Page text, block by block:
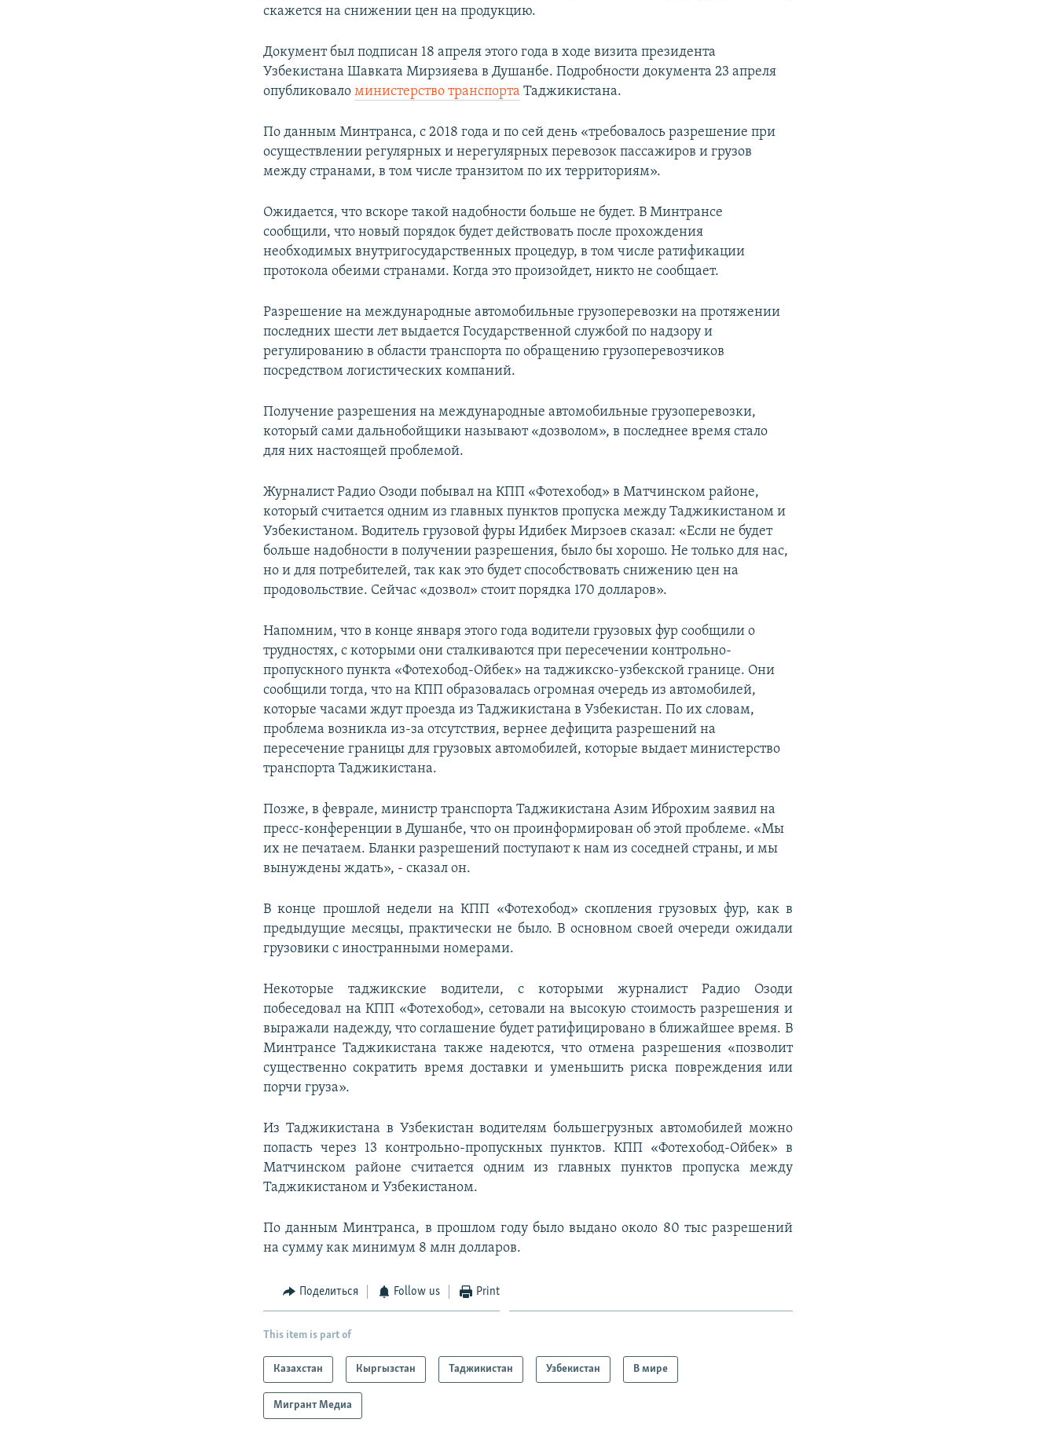
скажется на снижении цен на продукцию.
Документ был подписан 18 апреля этого года в ходе визита президента
Узбекистана Шавката Мирзияева в Душанбе. Подробности документа 23 апреля
опубликоваломинистерство транспорта Таджикистана.
По данным Минтранса, с 2018 года и по сей день «требовалось разрешение при
осуществлении регулярных и нерегулярных перевозок пассажиров и грузов
между странами, в том числе транзитом по их территориям».
Ожидается, что вскоре такой надобности больше не будет. В Минтрансе
сообщили, что новый порядок будет действовать после прохождения
необходимых внутригосударственных процедур, в том числе ратификации
протокола обеими странами. Когда это произойдет, никто не сообщает.
Разрешение на международные автомобильные грузоперевозки на протяжении
последних шести лет выдается Государственной службой по надзору и
регулированию в области транспорта по обращению грузоперевозчиков
посредством логистических компаний.
Получение разрешения на международные автомобильные грузоперевозки,
который сами дальнобойщики называют «дозволом», в последнее время стало
для них настоящей проблемой.
Журналист Радио Озоди побывал на КПП «Фотехобод» в Матчинском районе,
который считается одним из главных пунктов пропуска между Таджикистаном и
Узбекистаном. Водитель грузовой фуры Идибек Мирзоев сказал: «Если не будет
больше надобности в получении разрешения, было бы хорошо. Не только для нас,
но и для потребителей, так как это будет способствовать снижению цен на
продовольствие. Сейчас «дозвол» стоит порядка 170 долларов».
Напомним, что в конце января этого года водители грузовых фур сообщили о
трудностях, с которыми они сталкиваются при пересечении контрольно-
пропускного пункта «Фотехобод-Ойбек» на таджикско-узбекской границе. Они
сообщили тогда, что на КПП образовалась огромная очередь из автомобилей,
которые часами ждут проезда из Таджикистана в Узбекистан. По их словам,
проблема возникла из-за отсутствия, вернее дефицита разрешений на
пересечение границы для грузовых автомобилей, которые выдает министерство
транспорта Таджикистана.
Позже, в феврале, министр транспорта Таджикистана Азим Иброхим заявил на
пресс-конференции в Душанбе, что он проинформирован об этой проблеме. «Мы
их не печатаем. Бланки разрешений поступают к нам из соседней страны, и мы
вынуждены ждать», - сказал он.
В конце прошлой недели на КПП «Фотехобод» скопления грузовых фур, как в
предыдущие месяцы, практически не было. В основном своей очереди ожидали
грузовики с иностранными номерами.
Некоторые таджикские водители, с которыми журналист Радио Озоди
побеседовал на КПП «Фотехобод», сетовали на высокую стоимость разрешения и
выражали надежду, что соглашение будет ратифицировано в ближайшее время. В
Минтрансе Таджикистана также надеются, что отмена разрешения «позволит
существенно сократить время доставки и уменьшить риска повреждения или
порчи груза».
Из Таджикистана в Узбекистан водителям большегрузных автомобилей можно
попасть через 13 контрольно-пропускных пунктов. КПП «Фотехобод-Ойбек» в
Матчинском районе считается одним из главных пунктов пропуска между
Таджикистаном и Узбекистаном.
По данным Минтранса, в прошлом году было выдано около 80 тыс разрешений
на сумму как минимум 8 млн долларов.
Поделиться Follow us Print
This item is part of
Казахстан Кыргызстан Таджикистан Узбекистан В мире
Мигрант Медиа